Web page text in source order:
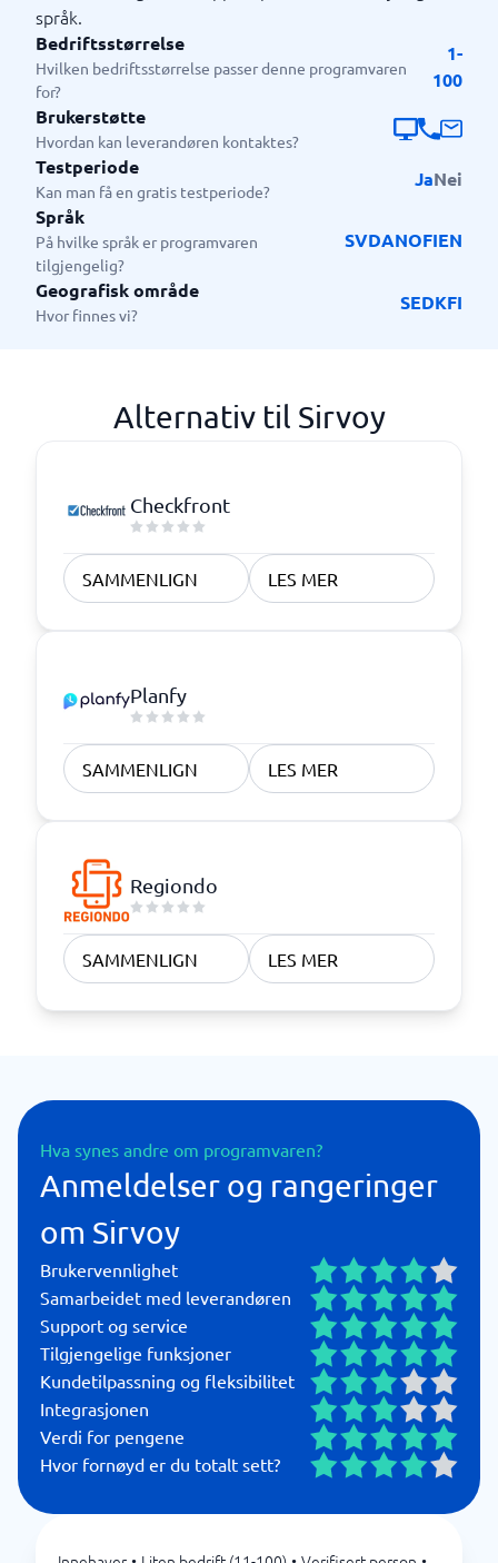
språk.
Bedriftsstørrelse
Hvilken bedriftsstørrelse passer denne programvaren
for?
1-
100
Brukerstøtte
Hvordan kan leverandøren kontaktes?
Testperiode
Kan man få en gratis testperiode?
JaNei
Språk
På hvilke språk er programvaren
tilgjengelig?
SVDANOFIEN
Geografisk område
Hvor finnes vi?
SEDKFI
Alternativ til Sirvoy
Checkfront
SAMMENLIGN LES MER
Planfy
SAMMENLIGN LES MER
Regiondo
SAMMENLIGN LES MER
Hva synes andre om programvaren?
Anmeldelser og rangeringer
om Sirvoy
Brukervennlighet
Samarbeidet med leverandøren
Support og service
Tilgjengelige funksjoner
Kundetilpassning og fleksibilitet
Integrasjonen
Verdi for pengene
Hvor fornøyd er du totalt sett?